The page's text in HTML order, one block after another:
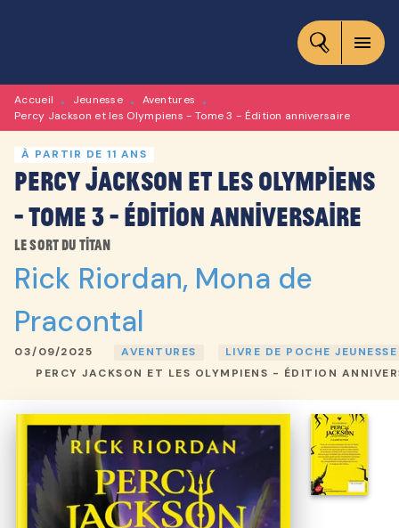
CONTENU
menu
Accueil • Jeunesse • Aventures
•
Percy Jackson et les Olympiens - Tome 3 - Édition anniversaire
À PARTIR DE 11 ANS
Percy Jackson et les Olympiens
- Tome 3 - Édition anniversaire
Le sort du Titan
Rick Riordan, Mona de
Pracontal
03/09/2025 AVENTURES
LIVRE DE POCHE JEUNESSE
PERCY JACKSON ET LES OLYMPIENS - ÉDITION